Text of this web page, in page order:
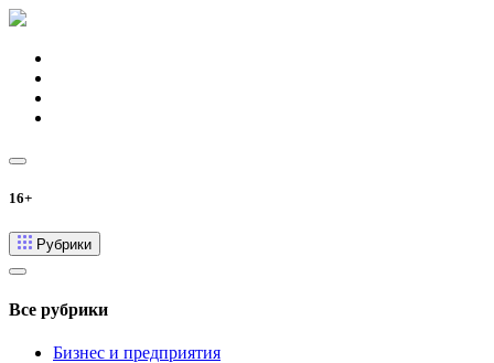
16+
Рубрики
Все рубрики
Бизнес и предприятия